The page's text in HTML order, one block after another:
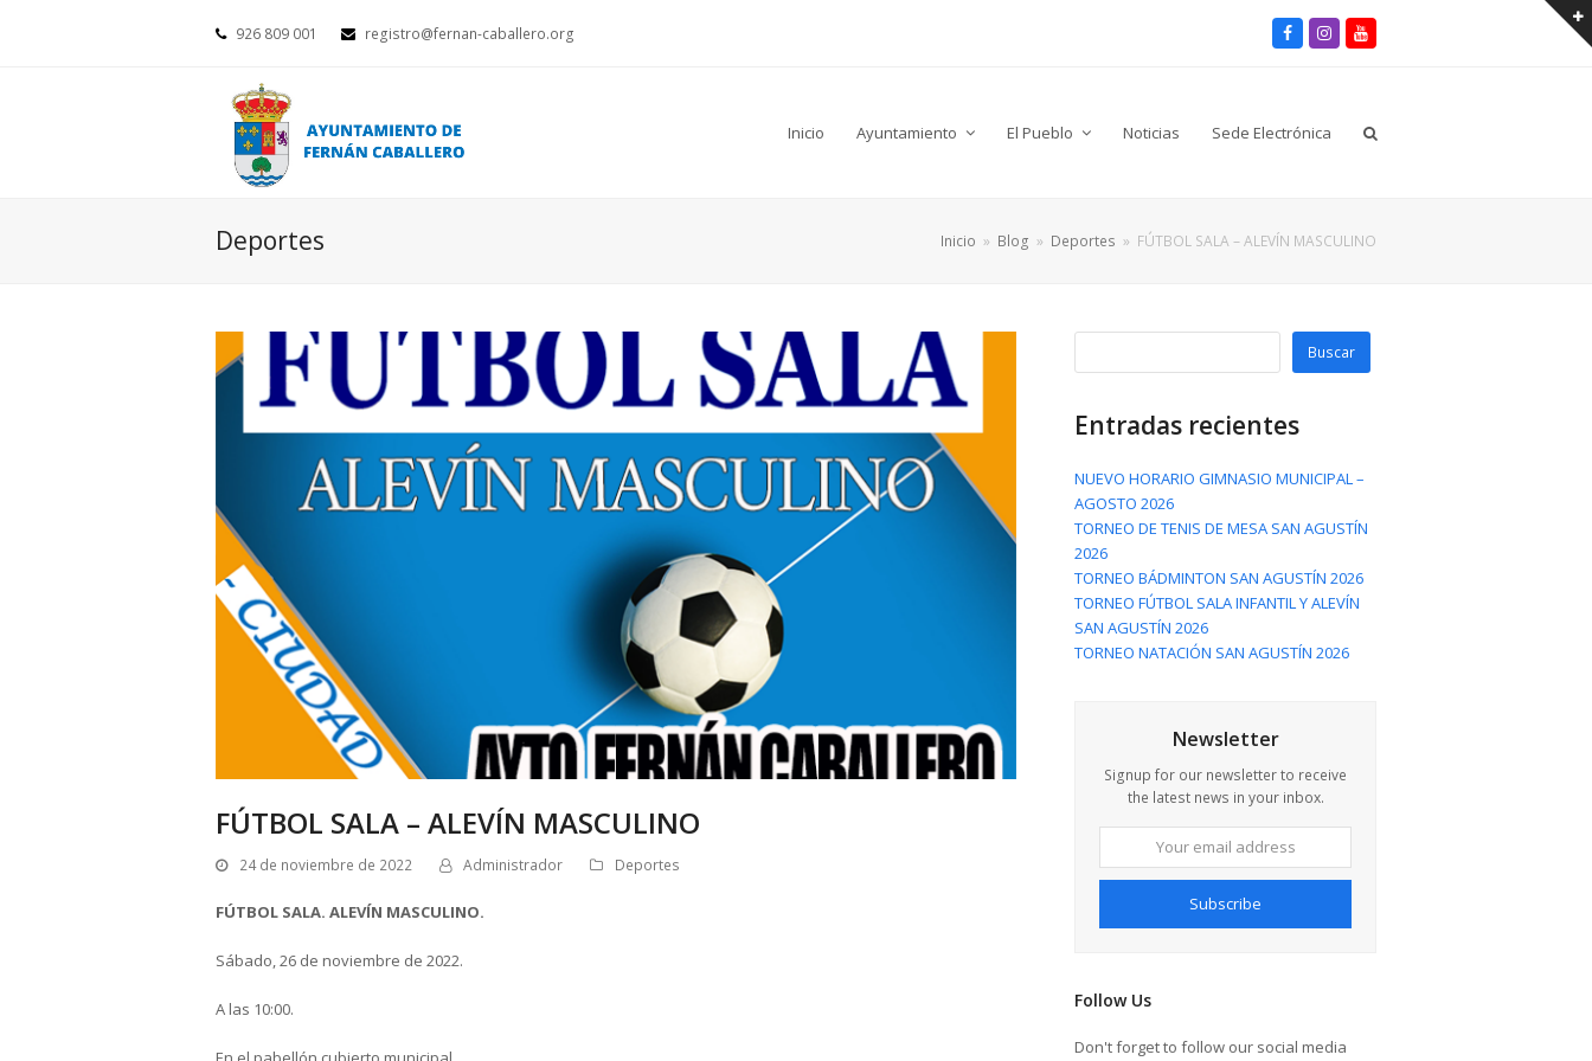
926 809 001 registro@fernan-caballero.org Facebook
Instagram
Youtube
Inicio Ayuntamiento El Pueblo Noticias Sede Electrónica
Deportes Inicio » Blog » Deportes » FÚTBOL SALA – ALEVÍN MASCULINO
FÚTBOL SALA – ALEVÍN MASCULINO
24 de noviembre de 2022 Administrador Deportes
FÚTBOL SALA. ALEVÍN MASCULINO.
Sábado, 26 de noviembre de 2022.
A las 10:00.
Buscar
Entradas recientes
NUEVO HORARIO GIMNASIO MUNICIPAL –
AGOSTO 2026
TORNEO DE TENIS DE MESA SAN AGUSTÍN
2026
TORNEO BÁDMINTON SAN AGUSTÍN 2026
TORNEO FÚTBOL SALA INFANTIL Y ALEVÍN
SAN AGUSTÍN 2026
TORNEO NATACIÓN SAN AGUSTÍN 2026
Newsletter
Signup for our newsletter to receive
the latest news in your inbox.
email
address
Subscribe
Follow Us
Don't forget to follow our social media